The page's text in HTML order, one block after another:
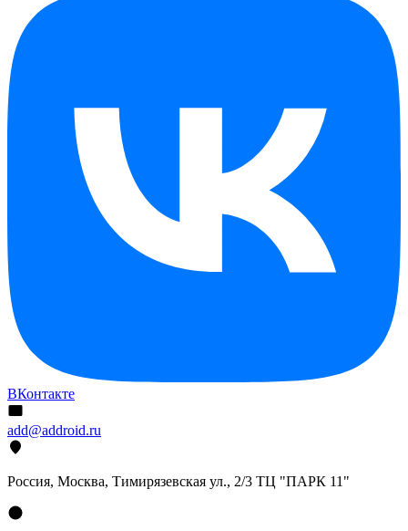
ВКонтакте
add@addroid.ru
Россия, Москва, Тимирязевская ул., 2/3 ТЦ "ПАРК 11"